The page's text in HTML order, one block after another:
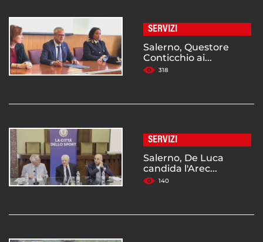
SERVIZI
Salerno, Questore
Conticchio ai...
318
SERVIZI
Salerno, De Luca
candida l'Arec...
140